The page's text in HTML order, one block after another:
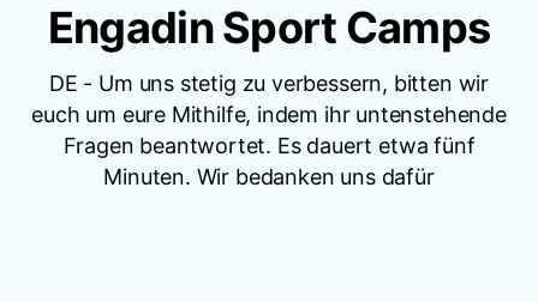
Engadin Sport Camps
DE - Um uns stetig zu verbessern, bitten wir
euch um eure Mithilfe, indem ihr untenstehende
Fragen beantwortet. Es dauert etwa fünf
Minuten. Wir bedanken uns dafür